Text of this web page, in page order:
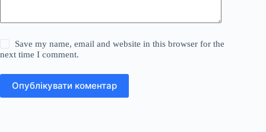
Save my name, email and website in this browser for the
next time I comment.
Опублікувати коментар